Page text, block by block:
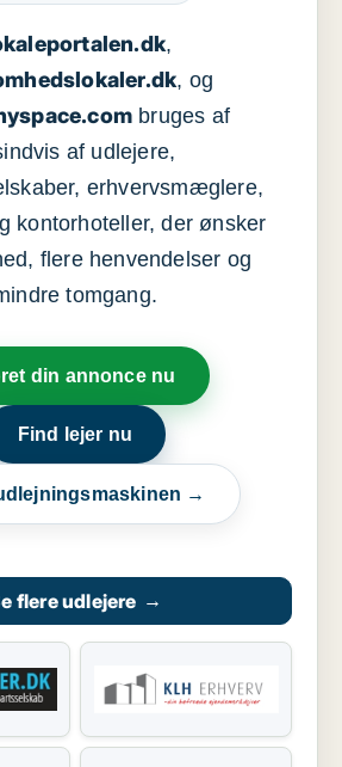
,
, og
bruges af
af udlejere,
erhvervsmæglere,
kontorhoteller, der ønsker
flere henvendelser og
tomgang.
din annonce nu
Find lejer nu
→
flere udlejere →